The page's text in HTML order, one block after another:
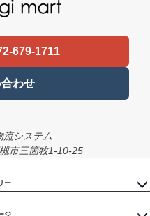
679-1711
わせ
流システム
市三箇牧1-10-25
ー